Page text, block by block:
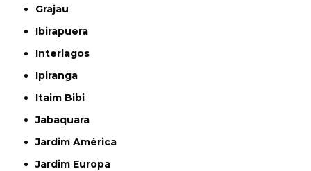
Grajau
Ibirapuera
Interlagos
Ipiranga
Itaim Bibi
Jabaquara
Jardim América
Jardim Europa